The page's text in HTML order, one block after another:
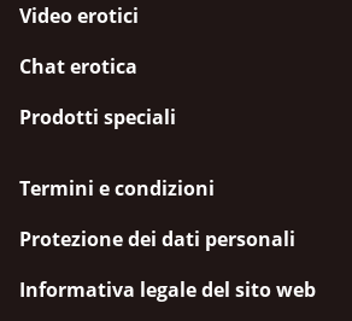
Video erotici
Chat erotica
Prodotti speciali
Termini e condizioni
Protezione dei dati personali
Informativa legale del sito web